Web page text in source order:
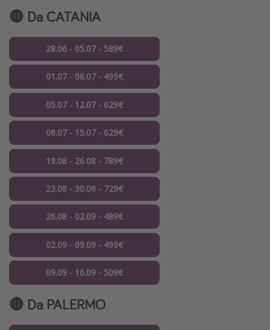
🔴 Da CATANIA
28.06 - 05.07 - 589€
01.07 - 08.07 - 499€
05.07 - 12.07 - 629€
08.07 - 15.07 - 629€
19.08 - 26.08 - 789€
23.08 - 30.08 - 729€
26.08 - 02.09 - 489€
02.09 - 09.09 - 499€
09.09 - 16.09 - 509€
🔴 Da PALERMO